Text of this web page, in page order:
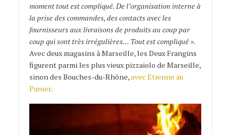
moment tout est compliqué. De l’organisation interne à
la prise des commandes, des contacts avec les
fournisseurs aux livraisons de produits au coup par
coup qui sont très irrégulières… Tout est compliqué ».
Avec deux magasins à Marseille, les Deux Frangins
figurent parmi les plus vieux pizzaiolo de Marseille,
sinon des Bouches-du-Rhône,avec Etienne au
Panier.